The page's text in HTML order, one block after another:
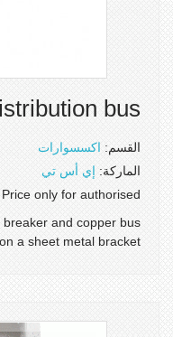
bus
القسم: اكسسوارات
الماركة: إي أس تي
Price only for authorised
and copper bus
a sheet metal bracket